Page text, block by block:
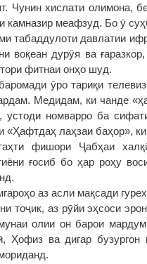
Чунин хислати олимона,
камназир меафзуд. Бо ӯ
табаддулоти давлатии
воқеан дурӯя ва
фитнаи онҳо шуд.
ӯро тариқи
Медидам, ки чанде
устоди номварро ба
«Ҳафтдаҳ лаҳзаи баҳор»,
фишори Ҷабҳаи халқӣ
ғосиб бо ҳар роҳу
аз асли мақсади
тоҷик, аз рӯйи эҳсоси
олии он барои
Ҳофиз ва дигар